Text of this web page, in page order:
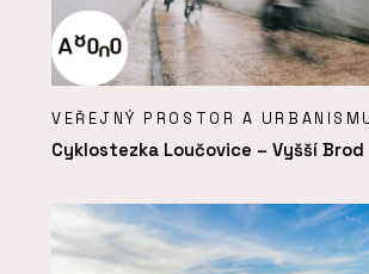
VEŘEJNÝ PROSTOR A
Cyklostezka Loučovice – Vyšší Brod